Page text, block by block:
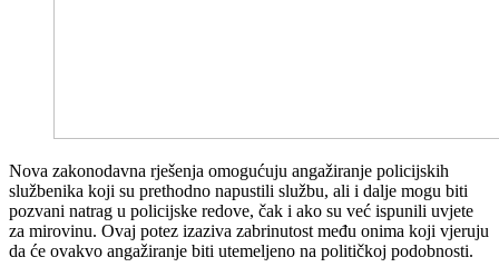
Nova zakonodavna rješenja omogućuju angažiranje policijskih
službenika koji su prethodno napustili službu, ali i dalje mogu biti
pozvani natrag u policijske redove, čak i ako su već ispunili uvjete
za mirovinu. Ovaj potez izaziva zabrinutost među onima koji vjeruju
da će ovakvo angažiranje biti utemeljeno na političkoj podobnosti.